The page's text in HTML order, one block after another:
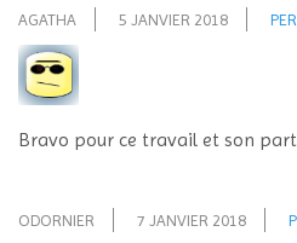
AGATHA 5 JANVIER 2018
Bravo pour ce travail et son
ODORNIER 7 JANVIER 2018